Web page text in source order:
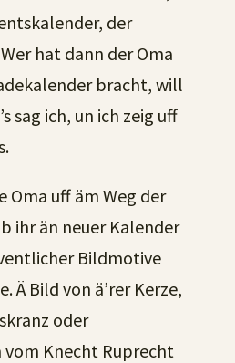
der
hat dann der Oma
bracht, will
sag ich, un ich zeig uff
Oma uff äm Weg der
ihr än neuer Kalender
Bildmotive
Ä Bild von ä’rer Kerze,
oder
Knecht Ruprecht